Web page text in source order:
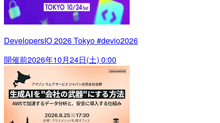
DevelopersIO 2026 Tokyo #devio2026
開催前2026年10月24日(土) 0:00